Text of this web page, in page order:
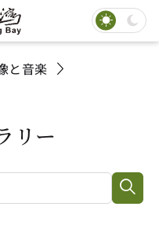
と音楽
リー